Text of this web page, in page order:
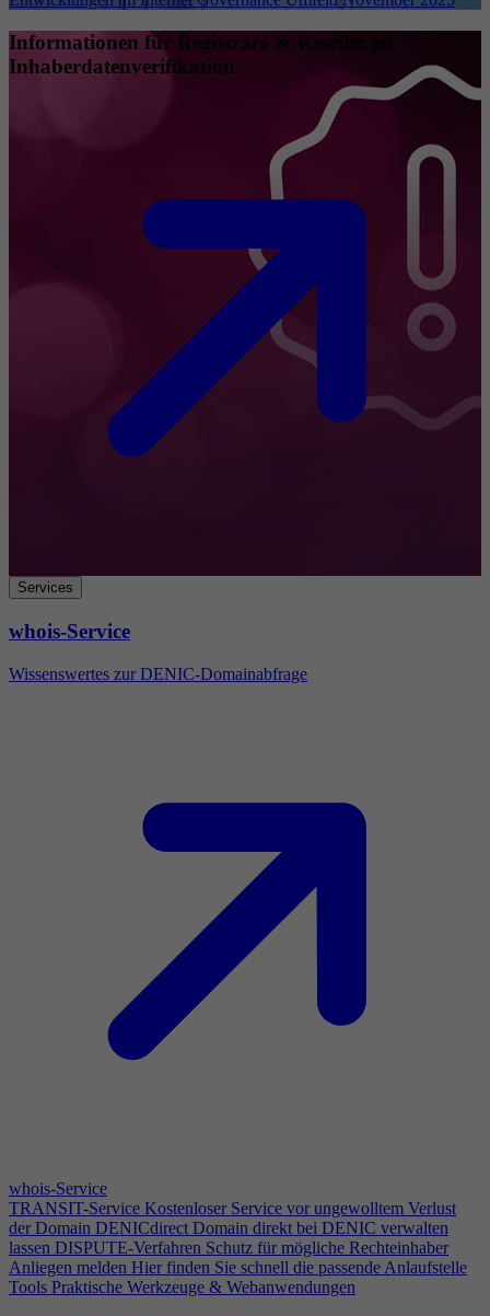
Informationen für Registrare & Reseller zu
Inhaberdatenverifikation
Services
whois-Service
Wissenswertes zur DENIC-Domainabfrage
whois-Service
TRANSIT-Service Kostenloser Service vor ungewolltem Verlust
der Domain DENICdirect Domain direkt bei DENIC verwalten
lassen DISPUTE-Verfahren Schutz für mögliche Rechteinhaber
Anliegen melden Hier finden Sie schnell die passende Anlaufstelle
Tools Praktische Werkzeuge & Webanwendungen